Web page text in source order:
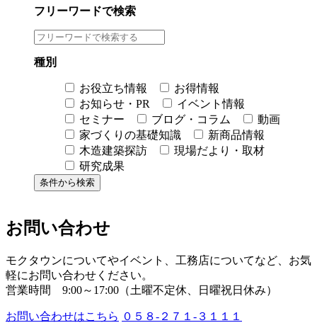
フリーワードで検索
種別
お役立ち情報
お得情報
お知らせ・PR
イベント情報
セミナー
ブログ・コラム
動画
家づくりの基礎知識
新商品情報
木造建築探訪
現場だより・取材
研究成果
お問い合わせ
モクタウンについてやイベント、工務店についてなど、お気
軽にお問い合わせください。
営業時間 9:00～17:00（土曜不定休、日曜祝日休み）
お問い合わせはこちら ０５８-２７１-３１１１